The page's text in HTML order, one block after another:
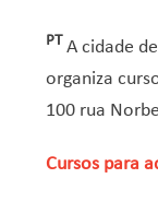
PT A cidade
organiza
100 rua
Cursos para